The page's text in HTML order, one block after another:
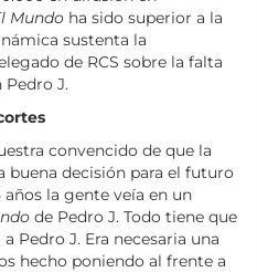
Mundo ha sido superior a la
sustenta la
de RCS sobre la falta
J.
convencido de que la
buena decisión para el futuro
la gente veía en un
de Pedro J. Todo tiene que
Pedro J. Era necesaria una
hecho poniendo al frente a